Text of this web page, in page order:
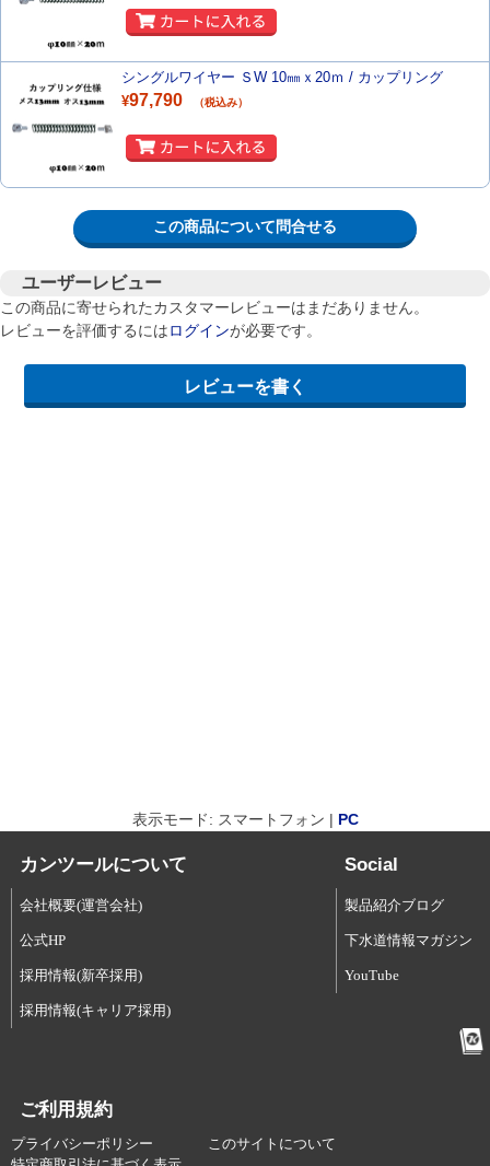
シングルワイヤー ＳW 10㎜ｘ20ｍ / カップリング
¥97,790 （税込み）
この商品について問合せる
ユーザーレビュー
この商品に寄せられたカスタマーレビューはまだありません。
レビューを評価するにはログインが必要です。
表示モード: スマートフォン | PC
カンツールについて
会社概要(運営会社)
公式HP
採用情報(新卒採用)
採用情報(キャリア採用)
Social
製品紹介ブログ
下水道情報マガジン
YouTube
ご利用規約
プライバシーポリシー
このサイトについて